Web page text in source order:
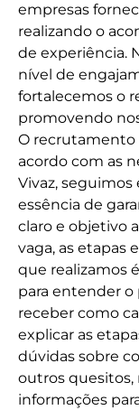
empresas
realizando o
de experiência.
nível de
fortalecemos o
promovendo
O recrutamento
acordo com as
Vivaz, seguimos
essência de
claro e objetivo
vaga, as etapas
que realizamos
para entender o
receber como
explicar as
dúvidas sobre
outros
informações